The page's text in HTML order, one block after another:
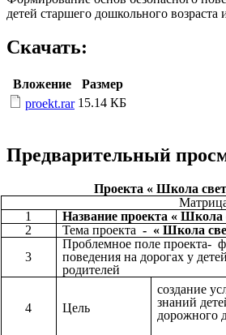
детей старшего дошкольного возраста
Скачать:
Вложение
Размер
proekt.rar 15.14 КБ
Предварительный
Проекта « Школа
1
Название проекта « Школа
2
Тема проекта - « Школа
3
Проблемное поле проекта-
поведения на дорогах у
родителей
4 Цель
создание
знаний
дорожного